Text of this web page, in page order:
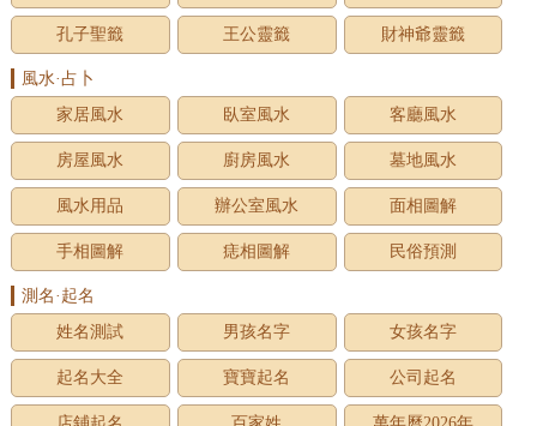
孔子聖籤 王公靈籤 財神爺靈籤
風水·占卜
家居風水
臥室風水 客廳風水
房屋風水 廚房風水 墓地風水
風水用品 辦公室風水 面相圖解
手相圖解 痣相圖解 民俗預測
測名·起名
姓名測試
男孩名字 女孩名字
起名大全 寶寶起名 公司起名